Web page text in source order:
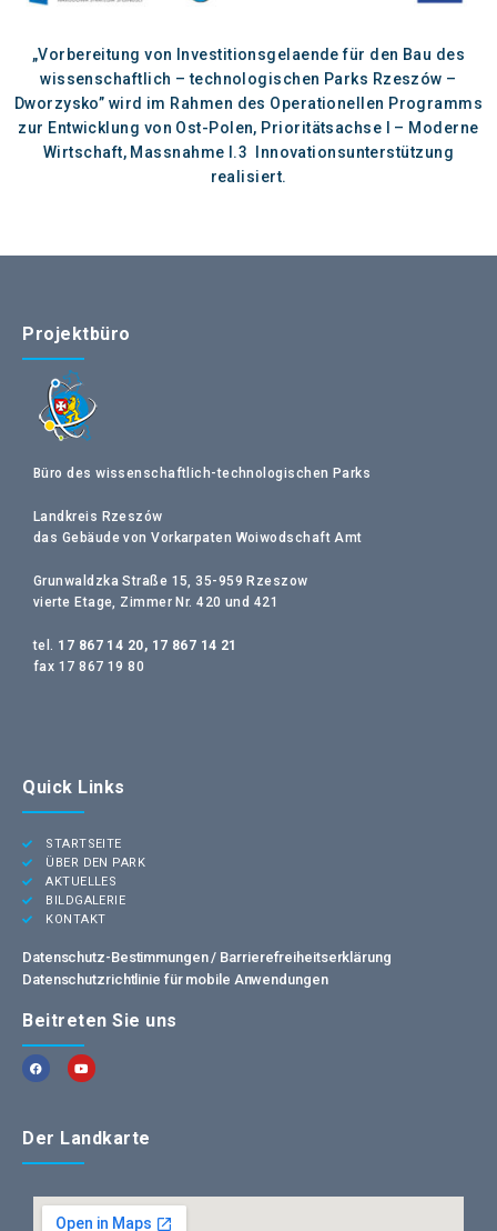
„Vorbereitung von Investitionsgelaende für den Bau des
wissenschaftlich – technologischen Parks Rzeszów –
Dworzysko” wird im Rahmen des Operationellen Programms
zur Entwicklung von Ost-Polen, Prioritätsachse I – Moderne
Wirtschaft, Massnahme I.3 Innovationsunterstützung
realisiert.
Projektbüro
Büro des wissenschaftlich-technologischen Parks
Landkreis Rzeszów
das Gebäude von Vorkarpaten Woiwodschaft Amt
Grunwaldzka Straße 15, 35-959 Rzeszow
vierte Etage, Zimmer Nr. 420 und 421
tel. 17 867 14 20, 17 867 14 21
fax 17 867 19 80
Quick Links
STARTSEITE
ÜBER DEN PARK
AKTUELLES
BILDGALERIE
KONTAKT
Datenschutz-Bestimmungen / Barrierefreiheitserklärung
Datenschutzrichtlinie für mobile Anwendungen
Beitreten Sie uns
Der Landkarte